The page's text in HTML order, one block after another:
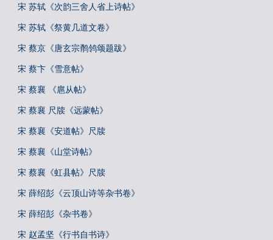
宋 苏轼《次韵三舍人省上诗帖》
宋 苏轼《祭黄几道文卷》
宋 蔡京《唐玄宗鹡鸰颂题跋》
宋 蔡卞《雪意帖》
宋 蔡襄 《扈从帖》
宋 蔡襄 尺牍《远蒙帖》
宋 蔡襄《安道帖》尺牍
宋 蔡襄《山堂诗帖》
宋 蔡襄《虹县帖》尺牍
宋 薛绍彭《云顶山诗等杂书卷》
宋 薛绍彭《杂书卷》
宋 赵孟坚《行书自书诗》